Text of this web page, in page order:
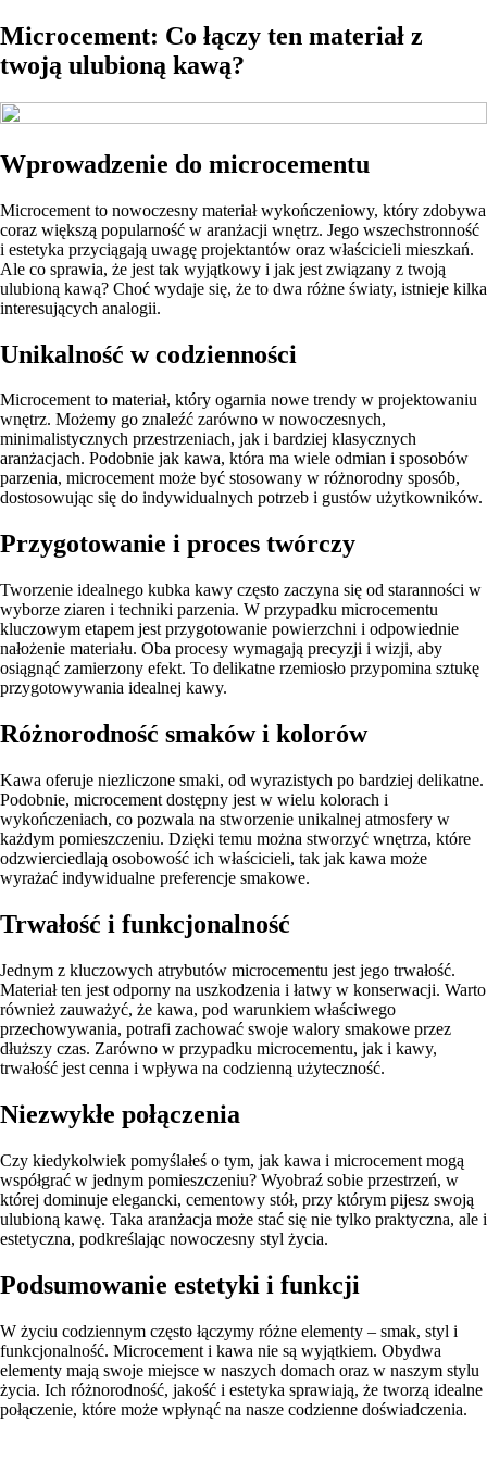
Microcement: Co łączy ten materiał z
twoją ulubioną kawą?
Wprowadzenie do microcementu
Microcement to nowoczesny materiał wykończeniowy, który zdobywa
coraz większą popularność w aranżacji wnętrz. Jego wszechstronność
i estetyka przyciągają uwagę projektantów oraz właścicieli mieszkań.
Ale co sprawia, że jest tak wyjątkowy i jak jest związany z twoją
ulubioną kawą? Choć wydaje się, że to dwa różne światy, istnieje kilka
interesujących analogii.
Unikalność w codzienności
Microcement to materiał, który ogarnia nowe trendy w projektowaniu
wnętrz. Możemy go znaleźć zarówno w nowoczesnych,
minimalistycznych przestrzeniach, jak i bardziej klasycznych
aranżacjach. Podobnie jak kawa, która ma wiele odmian i sposobów
parzenia, microcement może być stosowany w różnorodny sposób,
dostosowując się do indywidualnych potrzeb i gustów użytkowników.
Przygotowanie i proces twórczy
Tworzenie idealnego kubka kawy często zaczyna się od staranności w
wyborze ziaren i techniki parzenia. W przypadku microcementu
kluczowym etapem jest przygotowanie powierzchni i odpowiednie
nałożenie materiału. Oba procesy wymagają precyzji i wizji, aby
osiągnąć zamierzony efekt. To delikatne rzemiosło przypomina sztukę
przygotowywania idealnej kawy.
Różnorodność smaków i kolorów
Kawa oferuje niezliczone smaki, od wyrazistych po bardziej delikatne.
Podobnie, microcement dostępny jest w wielu kolorach i
wykończeniach, co pozwala na stworzenie unikalnej atmosfery w
każdym pomieszczeniu. Dzięki temu można stworzyć wnętrza, które
odzwierciedlają osobowość ich właścicieli, tak jak kawa może
wyrażać indywidualne preferencje smakowe.
Trwałość i funkcjonalność
Jednym z kluczowych atrybutów microcementu jest jego trwałość.
Materiał ten jest odporny na uszkodzenia i łatwy w konserwacji. Warto
również zauważyć, że kawa, pod warunkiem właściwego
przechowywania, potrafi zachować swoje walory smakowe przez
dłuższy czas. Zarówno w przypadku microcementu, jak i kawy,
trwałość jest cenna i wpływa na codzienną użyteczność.
Niezwykłe połączenia
Czy kiedykolwiek pomyślałeś o tym, jak kawa i microcement mogą
współgrać w jednym pomieszczeniu? Wyobraź sobie przestrzeń, w
której dominuje elegancki, cementowy stół, przy którym pijesz swoją
ulubioną kawę. Taka aranżacja może stać się nie tylko praktyczna, ale i
estetyczna, podkreślając nowoczesny styl życia.
Podsumowanie estetyki i funkcji
W życiu codziennym często łączymy różne elementy – smak, styl i
funkcjonalność. Microcement i kawa nie są wyjątkiem. Obydwa
elementy mają swoje miejsce w naszych domach oraz w naszym stylu
życia. Ich różnorodność, jakość i estetyka sprawiają, że tworzą idealne
połączenie, które może wpłynąć na nasze codzienne doświadczenia.